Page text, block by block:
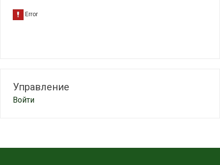
Управление
Войти